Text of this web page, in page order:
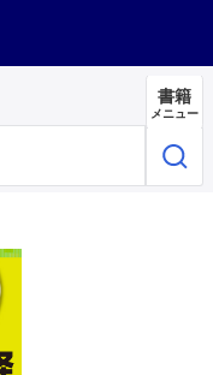
書籍
メニュー